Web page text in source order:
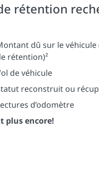
rétention
dû sur le
rétention)²
de véhicule
reconstruit ou
d’odomètre
plus encore!